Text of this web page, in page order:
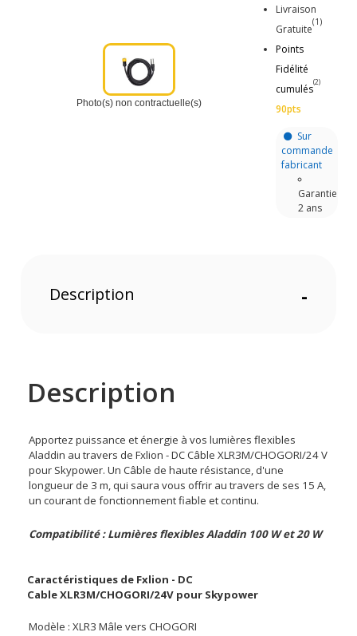
Photo(s) non contractuelle(s)
Livraison
Gratuite
(1)
Points
Fidélité
cumulés
(2)
90pts
Sur
commande
fabricant
Garantie
2 ans
Description -
Description
Apportez puissance et énergie à vos lumières flexibles
Aladdin au travers de Fxlion - DC Câble XLR3M/CHOGORI/24 V
pour Skypower. Un Câble de haute résistance, d'une
longueur de 3 m, qui saura vous offrir au travers de ses 15 A,
un courant de fonctionnement fiable et continu.
Compatibilité : Lumières flexibles Aladdin 100 W et 20 W
Caractéristiques de Fxlion - DC
Cable XLR3M/CHOGORI/24V pour Skypower
Modèle : XLR3 Mâle vers CHOGORI